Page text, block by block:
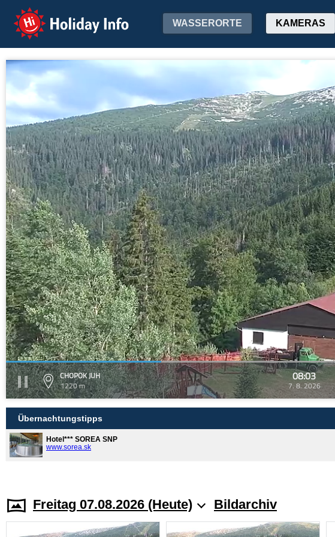
Holiday Info WASSERORTE KAMERAS
CHOPOK JUH
1220 m
08:03
7. 8. 2026
Übernachtungstipps
Hotel*** SOREA SNP
www.sorea.sk
Freitag 07.08.2026 (Heute) Bildarchiv